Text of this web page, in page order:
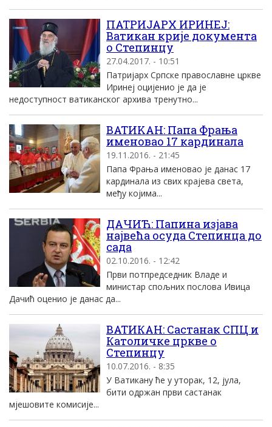
ПАТРИЈАРХ ИРИНЕЈ:
Ватикан крије документа
о Степинцу
27.04.2017. - 10:51
Патријарх Српске православне цркве
Иринеј оцијенио је да је
недоступност ватиканског архива тренутно...
ВATИKAН: Папа Фрања
именовао 17 кардинала
19.11.2016. - 21:45
Папа Фрања именовао jе данас 17
кардинала из свих краjева света,
међу коjима...
ДАЧИЋ: Папина изјава
највећа осуда Степинца до
сада
02.10.2016. - 12:42
Први потпредседник Владе и
министар спољних послова Ивица
Дачић оценио је данас да...
ВАТИКАН: Састанак СПЦ и
Католичке цркве о
Степинцу
10.07.2016. - 8:35
У Ватикану ће у уторак, 12, јула,
бити одржан први састанак
мјешовите комисије...